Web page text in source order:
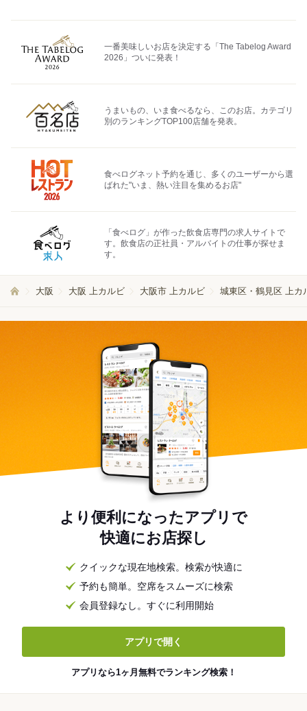
一番美味しいお店を決定する「The Tabelog Award
2026」ついに発表！
うまいもの、いま食べるなら、このお店。カテゴリ
別のランキングTOP100店舗を発表。
食べログネット予約を通じ、多くのユーザーから選
ばれた"いま、熱い注目を集めるお店"
「食べログ」が作った飲食店専門の求人サイトで
す。飲食店の正社員・アルバイトの仕事が探せま
す。
大阪 大阪 上カルビ 大阪市 上カルビ 城東区・鶴見区 上カ
より便利になったアプリで
快適にお店探し
クイックな現在地検索。検索が快適に
予約も簡単。空席をスムーズに検索
会員登録なし。すぐに利用開始
アプリで開く
アプリなら1ヶ月無料でランキング検索！